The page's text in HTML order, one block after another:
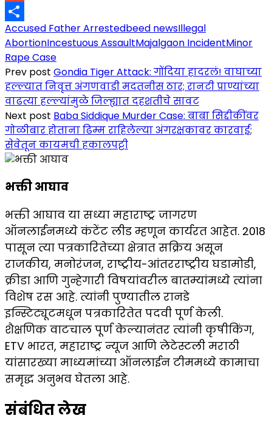
Link
Gmail
Share
Accused Father Arrestedbeed newsIllegal
AbortionIncestuous AssaultMajalgaon IncidentMinor
Rape Case
Prev post Gondia Tiger Attack: गोंदिया हादरलं! वाघाच्या
हल्ल्यात निवृत्त अंगणवाडी मदतनीस ठार; रानटी प्राण्यांच्या
वाढत्या हल्ल्यांमुळे जिल्ह्यात दहशतीचे सावट
Next post Baba Siddique Murder Case: बाबा सिद्दीकींवर
गोळीबार होताना ढिम्म राहिलेल्या अंगरक्षकावर कारवाई;
सेवेतून कायमची हकालपट्टी
भक्ती आघाव
भक्ती आघाव या सध्या महाराष्ट्र जागरण
ऑनलाईनमध्ये कंटेंट लीड म्हणून कार्यरत आहेत. 2018
पासून त्या पत्रकारितेच्या क्षेत्रात सक्रिय असून
राजकीय, मनोरंजन, राष्ट्रीय-आंतरराष्ट्रीय घडामोडी,
क्रीडा आणि गुन्हेगारी विषयांवरील बातम्यांमध्ये त्यांना
विशेष रस आहे. त्यांनी पुण्यातील रानडे
इन्स्टिट्यूटमधून पत्रकारितेत पदवी पूर्ण केली.
शैक्षणिक वाटचाल पूर्ण केल्यानंतर त्यांनी कृषीकिंग,
ETV भारत, महाराष्ट्र न्यूज आणि लेटेस्टली मराठी
यांसारख्या माध्यमांच्या ऑनलाईन टीममध्ये कामाचा
समृद्ध अनुभव घेतला आहे.
संबंधित लेख